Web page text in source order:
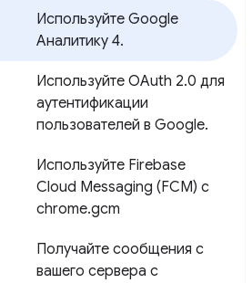
Используйте Google
Аналитику 4.
Используйте OAuth 2.0 для
аутентификации
пользователей в Google.
Используйте Firebase
Cloud Messaging (FCM) с
chrome.gcm
Получайте сообщения с
вашего сервера с